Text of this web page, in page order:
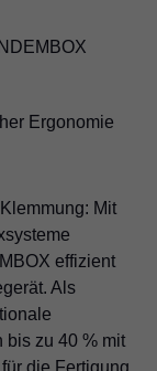
Ergonomie
Mit
effizient
Als
bis zu 40 % mit